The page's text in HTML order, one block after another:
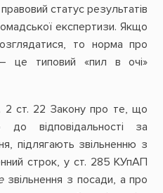
статус результатів
експертизи. Якщо
то норма про
це типовий «пил в очі»
2 ст. 22 Закону про те, що
відповідальності за
підлягають звільненню з
строк, у ст. 285 КУпАП
звільнення з посади, а про